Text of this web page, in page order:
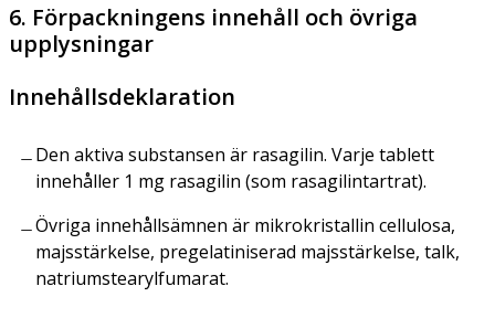
6. Förpackningens innehåll och övriga
upplysningar
Innehållsdeklaration
Den aktiva substansen är rasagilin. Varje tablett
innehåller 1 mg rasagilin (som rasagilintartrat).
Övriga innehållsämnen är mikrokristallin cellulosa,
majsstärkelse, pregelatiniserad majsstärkelse, talk,
natriumstearylfumarat.